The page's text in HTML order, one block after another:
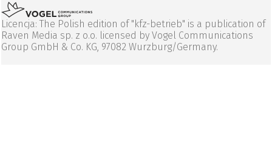
Licencja: The Polish edition of "kfz-betrieb" is a publication of
Raven Media sp. z o.o. licensed by Vogel Communications
Group GmbH & Co. KG, 97082 Wurzburg/Germany.